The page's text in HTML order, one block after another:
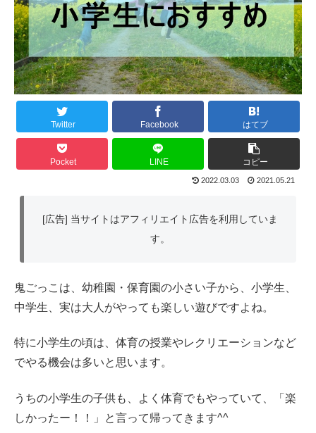
Twitter Facebook はてブ
Pocket LINE コピー
2022.03.03 2021.05.21
[広告] 当サイトはアフィリエイト広告を利用していま
す。
鬼ごっこは、幼稚園・保育園の小さい子から、小学生、
中学生、実は大人がやっても楽しい遊びですよね。
特に小学生の頃は、体育の授業やレクリエーションなど
でやる機会は多いと思います。
うちの小学生の子供も、よく体育でもやっていて、「楽
しかったー！！」と言って帰ってきます^^